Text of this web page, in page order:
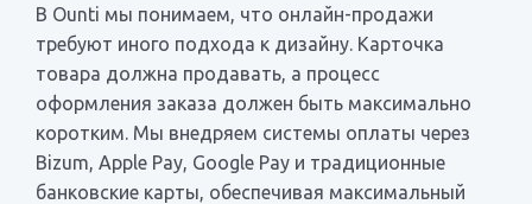
В Ounti мы понимаем, что онлайн-продажи
требуют иного подхода к дизайну. Карточка
товара должна продавать, а процесс
оформления заказа должен быть максимально
коротким. Мы внедряем системы оплаты через
Bizum, Apple Pay, Google Pay и традиционные
банковские карты, обеспечивая максимальный